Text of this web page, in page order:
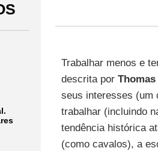
Trabalhar menos e
descrita por
seus interesses (um
trabalhar (incluindo
tendência histórica
(como cavalos), a